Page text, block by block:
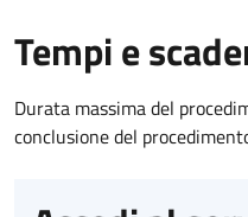
Tempi e
Durata massima del
conclusione del